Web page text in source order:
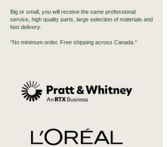
Big or small, you will receive the same professional
service, high quality parts, large selection of materials and
fast delivery.
“No minimum order. Free shipping across Canada.”